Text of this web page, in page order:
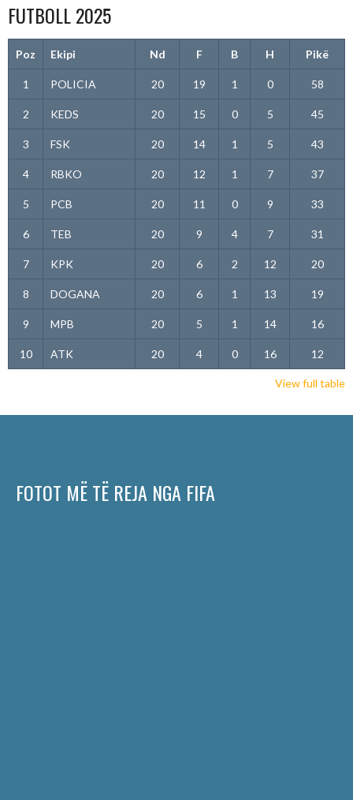
FUTBOLL 2025
Poz Ekipi Nd F B H Pikë
1 POLICIA 20 19 1 0 58
2 KEDS 20 15 0 5 45
3 FSK 20 14 1 5 43
4 RBKO 20 12 1 7 37
5 PCB 20 11 0 9 33
6 TEB 20 9 4 7 31
7 KPK 20 6 2 12 20
8 DOGANA 20 6 1 13 19
9 MPB 20 5 1 14 16
10 ATK 20 4 0 16 12
View full table
FOTOT MË TË REJA NGA FIFA